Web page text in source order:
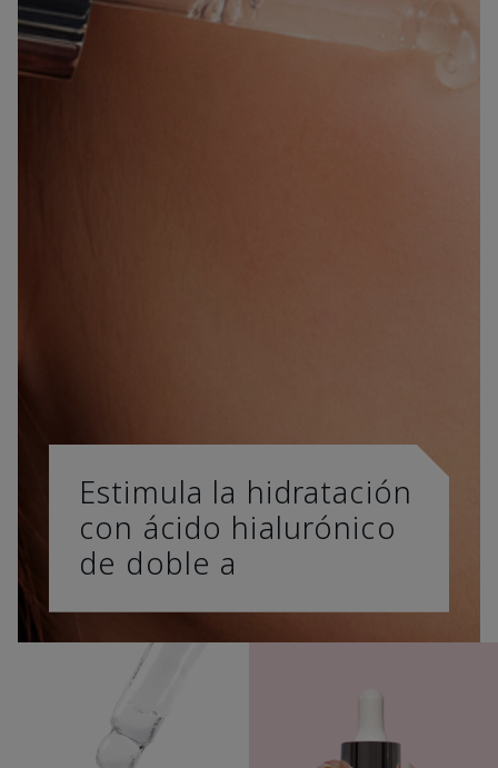
Estimula la hidratación
con ácido hialurónico
de doble a